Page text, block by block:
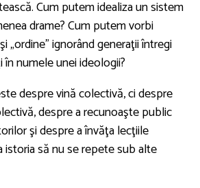
Cum putem idealiza un sistem
drame? Cum putem vorbi
„ordine” ignorând generaţii întregi
numele unei ideologii?
despre vină colectivă, ci despre
despre a recunoaşte public
şi despre a învăţa lecţiile
să nu se repete sub alte